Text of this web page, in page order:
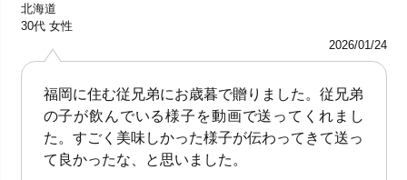
北海道
30代 女性
2026/01/24
福岡に住む従兄弟にお歳暮で贈りました。従兄弟
の子が飲んでいる様子を動画で送ってくれまし
た。すごく美味しかった様子が伝わってきて送っ
て良かったな、と思いました。